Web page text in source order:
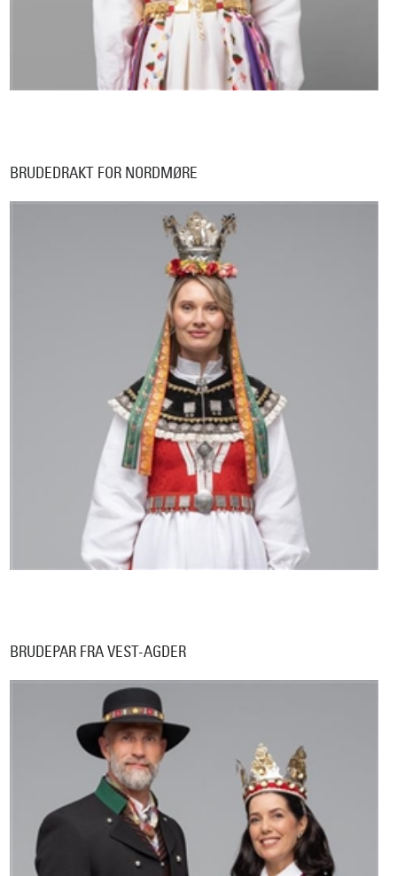
BRUDEDRAKT FOR NORDMØRE
BRUDEPAR FRA VEST-AGDER